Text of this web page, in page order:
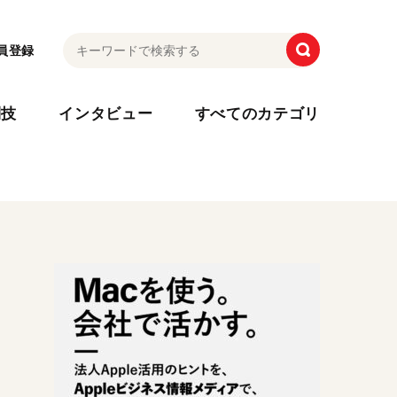
登録
インタビュー すべてのカテゴリ